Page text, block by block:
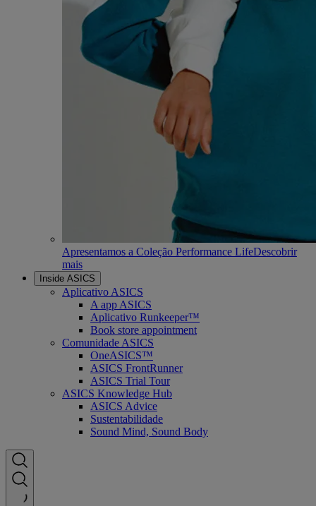
Apresentamos a Coleção Performance LifeDescobrir
mais
Inside ASICS
Aplicativo ASICS
A app ASICS
Aplicativo Runkeeper™
Book store appointment
Comunidade ASICS
OneASICS™
ASICS FrontRunner
ASICS Trial Tour
ASICS Knowledge Hub
ASICS Advice
Sustentabilidade
Sound Mind, Sound Body